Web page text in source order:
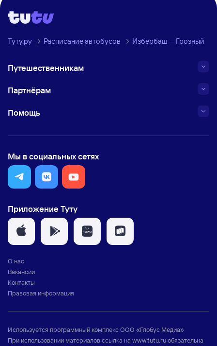
Туту.ру Расписание автобусов Избербаш — Грозный
Путешественникам
Партнёрам
Помощь
Мы в социальных сетях
Приложение Туту
О нас
Вакансии
Контакты
Правовая информация
Используется программный комплексООО «Глобус Медиа»
При использовании материалов ссылка на www.tutu.ruобязательна